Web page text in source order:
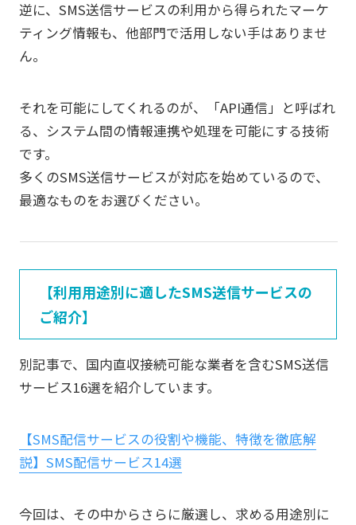
逆に、SMS送信サービスの利用から得られたマーケ
ティング情報も、他部門で活用しない手はありませ
ん。
それを可能にしてくれるのが、「API通信」と呼ばれ
る、システム間の情報連携や処理を可能にする技術
です。
多くのSMS送信サービスが対応を始めているので、
最適なものをお選びください。
【利用用途別に適したSMS送信サービスの
ご紹介】
別記事で、国内直収接続可能な業者を含むSMS送信
サービス16選を紹介しています。
【SMS配信サービスの役割や機能、特徴を徹底解
説】SMS配信サービス14選
今回は、その中からさらに厳選し、求める用途別に